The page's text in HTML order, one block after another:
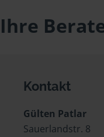
Ihre
Kontakt
Gülten Patlar
Sauerlandstr. 8